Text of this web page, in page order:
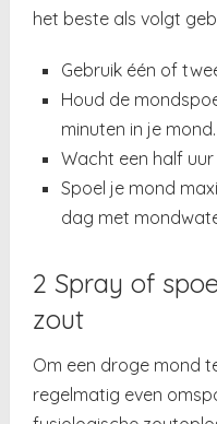
het beste als volgt
Gebruik één of
Houd de
minuten in je
Wacht een half
Spoel je mond
dag met
2 Spray of
zout
Om een droge mond
regelmatig even